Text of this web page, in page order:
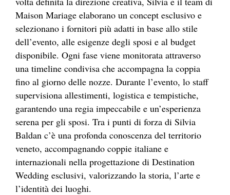
Maison Mariage elaborano un concept esclusivo e
selezionano i fornitori più adatti in base allo stile
dell’evento, alle esigenze degli sposi e al budget
disponibile. Ogni fase viene monitorata attraverso
una timeline condivisa che accompagna la coppia
fino al giorno delle nozze. Durante l’evento, lo staff
supervisiona allestimenti, logistica e tempistiche,
garantendo una regia impeccabile e un’esperienza
serena per gli sposi. Tra i punti di forza di Silvia
Baldan c’è una profonda conoscenza del territorio
veneto, accompagnando coppie italiane e
internazionali nella progettazione di Destination
Wedding esclusivi, valorizzando la storia, l’arte e
l’identità dei luoghi.